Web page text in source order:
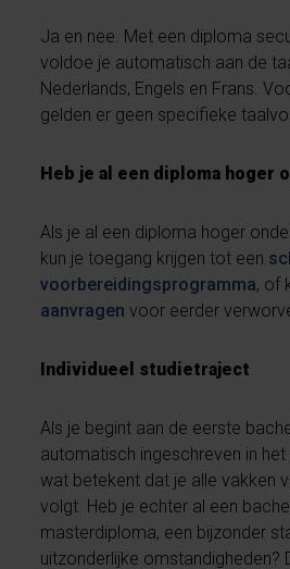
Ja en nee. Met een diploma
voldoe je automatisch aan de
Nederlands, Engels en Frans.
gelden er geen specifieke
Heb je al een diploma hoger
Als je al een diploma hoger
kun je toegang krijgen tot een
voorbereidingsprogramma, of
aanvragen voor eerder
Individueel studietraject
Als je begint aan de eerste
automatisch ingeschreven in
wat betekent dat je alle vakken
volgt. Heb je echter al een
masterdiploma, een bijzonder
uitzonderlijke omstandigheden?